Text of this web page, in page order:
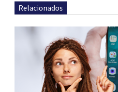
Relacionados